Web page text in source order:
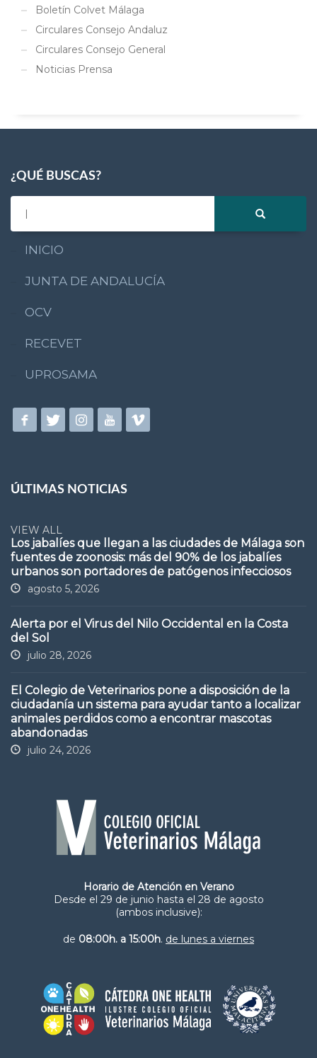
Boletín Colvet Málaga
Circulares Consejo Andaluz
Circulares Consejo General
Noticias Prensa
¿QUÉ BUSCAS?
INICIO
JUNTA DE ANDALUCÍA
OCV
RECEVET
UPROSAMA
ÚLTIMAS NOTICIAS
VIEW ALL
Los jabalíes que llegan a las ciudades de Málaga son
fuentes de zoonosis: más del 90% de los jabalíes
urbanos son portadores de patógenos infecciosos
agosto 5, 2026
Alerta por el Virus del Nilo Occidental en la Costa
del Sol
julio 28, 2026
El Colegio de Veterinarios pone a disposición de la
ciudadanía un sistema para ayudar tanto a localizar
animales perdidos como a encontrar mascotas
abandonadas
julio 24, 2026
Horario de Atención en Verano
Desde el 29 de junio hasta el 28 de agosto
(ambos inclusive):
de 08:00h. a 15:00h. de lunes a viernes